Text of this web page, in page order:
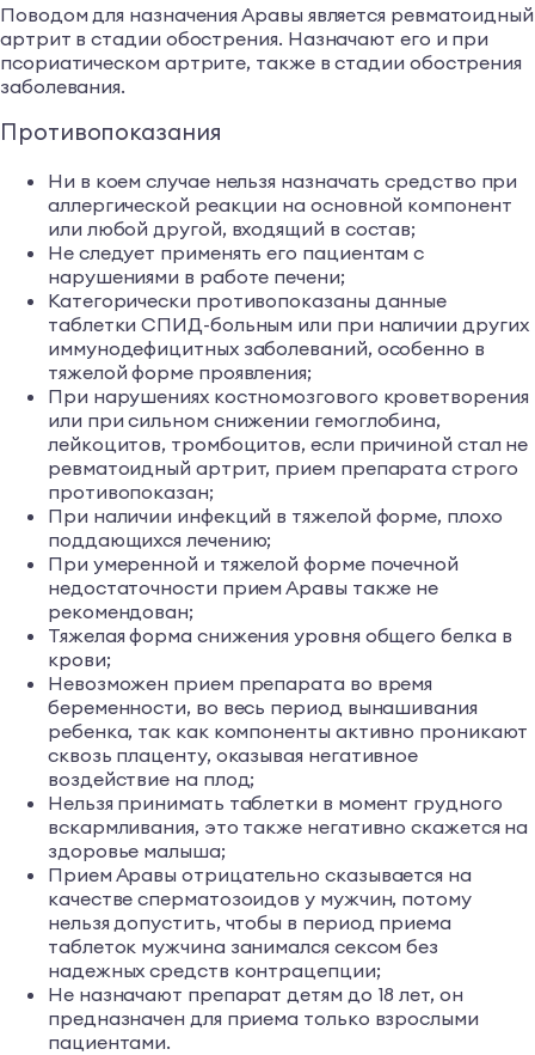
Поводом для назначения Аравы является ревматоидный
артрит в стадии обострения. Назначают его и при
псориатическом артрите, также в стадии обострения
заболевания.
Противопоказания
Ни в коем случае нельзя назначать средство при
аллергической реакции на основной компонент
или любой другой, входящий в состав;
Не следует применять его пациентам с
нарушениями в работе печени;
Категорически противопоказаны данные
таблетки СПИД-больным или при наличии других
иммунодефицитных заболеваний, особенно в
тяжелой форме проявления;
При нарушениях костномозгового кроветворения
или при сильном снижении гемоглобина,
лейкоцитов, тромбоцитов, если причиной стал не
ревматоидный артрит, прием препарата строго
противопоказан;
При наличии инфекций в тяжелой форме, плохо
поддающихся лечению;
При умеренной и тяжелой форме почечной
недостаточности прием Аравы также не
рекомендован;
Тяжелая форма снижения уровня общего белка в
крови;
Невозможен прием препарата во время
беременности, во весь период вынашивания
ребенка, так как компоненты активно проникают
сквозь плаценту, оказывая негативное
воздействие на плод;
Нельзя принимать таблетки в момент грудного
вскармливания, это также негативно скажется на
здоровье малыша;
Прием Аравы отрицательно сказывается на
качестве сперматозоидов у мужчин, потому
нельзя допустить, чтобы в период приема
таблеток мужчина занимался сексом без
надежных средств контрацепции;
Не назначают препарат детям до 18 лет, он
предназначен для приема только взрослыми
пациентами.